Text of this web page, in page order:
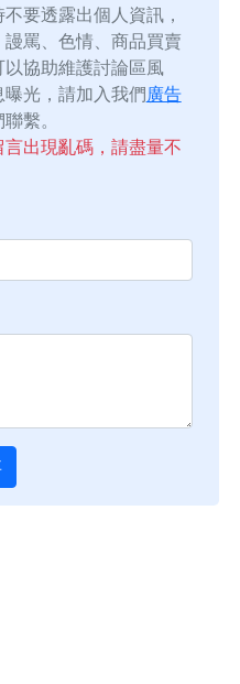
要透露出個人資訊，
罵、色情、商品買賣
協助維護討論區風
光，請加入我們廣告
繫。
出現亂碼，請盡量不